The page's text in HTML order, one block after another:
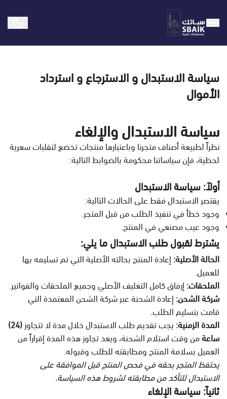
سبائك ومسكوكات ذهبية
سياسة الاستبدال و الاسترجاع و استرداد
الأموال
سياسة الاستبدال والإلغاء
نظراً لطبيعة أصناف متجرنا وباعتبارها منتجات تخضع لتقلبات سعرية
لحظية، فإن سياساتنا محكومة بالضوابط التالية:
أولاً: سياسة الاستبدال
يقتصر الاستبدال فقط على الحالات التالية:
وجود خطأ في تنفيذ الطلب من قبل المتجر.
وجود عيب مصنعي في المنتج.
يشترط لقبول طلب الاستبدال ما يلي:
الحالة الأصلية: إعادة المنتج بحالته الأصلية التي تم تسليمه بها
للعميل.
الملحقات: إرفاق كامل التغليف الأصلي وجميع الملحقات والفواتير.
شركة الشحن: إعادة الشحنة عبر شركة الشحن المعتمدة التي
قامت بتسليم الطلب.
المدة الزمنية: يجب تقديم طلب الاستبدال خلال مدة لا تتجاوز
(24)
ساعةمن وقت استلام الشحنة، ويعد تجاوز هذه المدة إقراراً من
العميل بسلامة المنتج ومطابقته للطلب وقبوله.
يحتفظ المتجر بحقه في فحص المنتج قبل الموافقة على
الاستبدال للتأكد من مطابقته لشروط هذه السياسة.
ثانياً: سياسة الإلغاء